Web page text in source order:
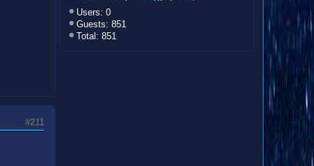
Users: 0
Guests: 851
Total: 851
#211